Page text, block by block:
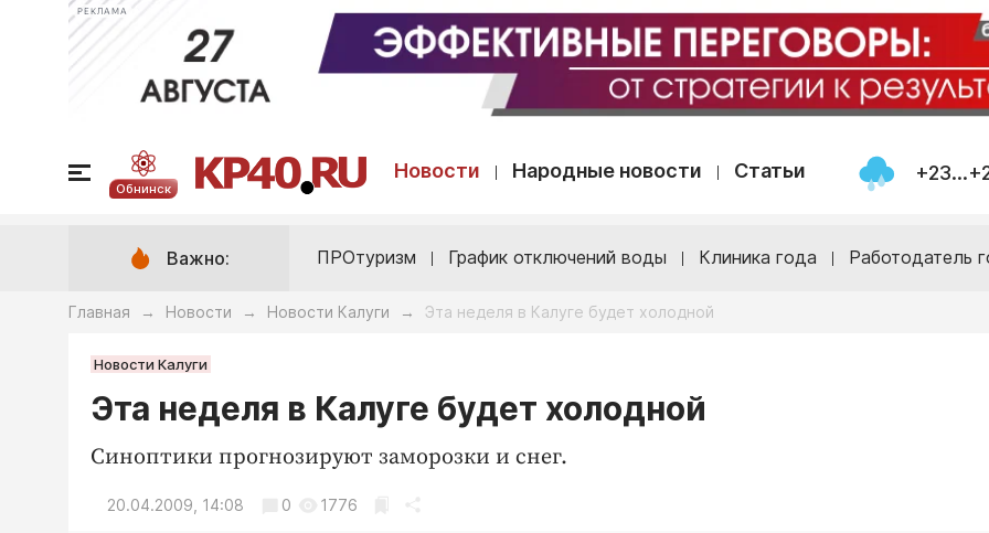
РЕКЛАМА
Обнинск
Новости Народные новости Статьи
Важно: ПРОтуризм График отключений воды Клиника года Работодатель
Главная → Новости → Новости Калуги → Эта неделя в Калуге будет холодной
Новости Калуги
Эта неделя в Калуге будет холодной
Синоптики прогнозируют заморозки и снег.
20.04.2009, 14:08 0 1776